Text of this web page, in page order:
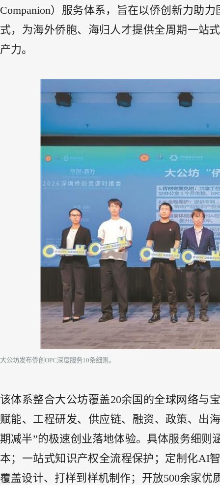
Companion）服务体系，旨在以侨创新力助
式，为海外侨胞、海归人才提供全周期一站
产力。
大公坊发布侨创OPC深度服务10条细则。
该体系整合大公坊覆盖20余国的全球网络与
赋能、工程研发、供应链、融资、政策、出
期减半”的极速创业落地体验。具体服务细
本；一站式知识产权全流程保护；定制化AI
覆盖设计、打样到样机制作；开放500余家